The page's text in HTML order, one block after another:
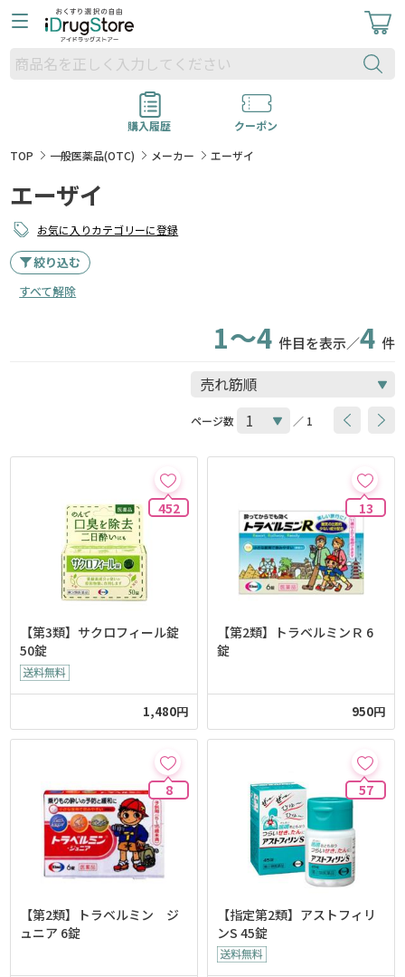
購入履歴
クーポン
TOP
一般医薬品(OTC) メーカー エーザイ
エーザイ
お気に入りカテゴリーに登録
絞り込む
すべて解除
1～4 件目を表示／4 件
ページ数 ／ 1
452
【第3類】サクロフィール錠
50錠
1,480円
13
【第2類】トラベルミンＲ 6
錠
950円
8
【第2類】トラベルミン ジ
ュニア 6錠
57
【指定第2類】アストフィリ
ンS 45錠